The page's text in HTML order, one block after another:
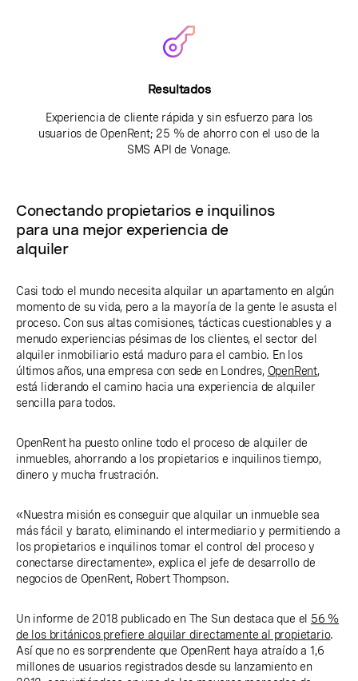
Resultados
Experiencia de cliente rápida y sin esfuerzo para los
usuarios de OpenRent; 25 % de ahorro con el uso de la
SMS API de Vonage.
Conectando propietarios e inquilinos
para una mejor experiencia de
alquiler
Casi todo el mundo necesita alquilar un apartamento en algún
momento de su vida, pero a la mayoría de la gente le asusta el
proceso. Con sus altas comisiones, tácticas cuestionables y a
menudo experiencias pésimas de los clientes, el sector del
alquiler inmobiliario está maduro para el cambio. En los
últimos años, una empresa con sede en Londres, OpenRent,
está liderando el camino hacia una experiencia de alquiler
sencilla para todos.
OpenRent ha puesto online todo el proceso de alquiler de
inmuebles, ahorrando a los propietarios e inquilinos tiempo,
dinero y mucha frustración.
«Nuestra misión es conseguir que alquilar un inmueble sea
más fácil y barato, eliminando el intermediario y permitiendo a
los propietarios e inquilinos tomar el control del proceso y
conectarse directamente», explica el jefe de desarrollo de
negocios de OpenRent, Robert Thompson.
Un informe de 2018 publicado en The Sun destaca que el 56 %
de los británicos prefiere alquilar directamente al propietario.
Así que no es sorprendente que OpenRent haya atraído a 1,6
millones de usuarios registrados desde su lanzamiento en